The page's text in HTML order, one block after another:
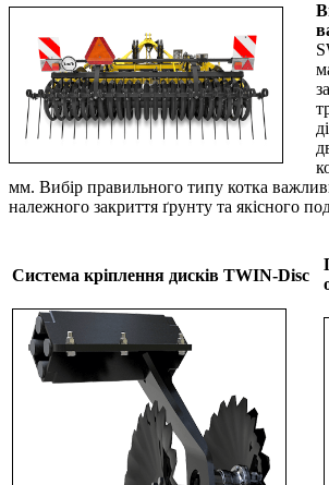
мм. Вибір правильного типу котка
належного закриття ґрунту та якісного
Система кріплення дисків TWIN-Disc